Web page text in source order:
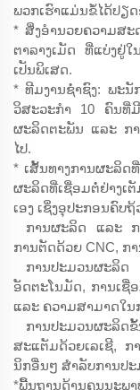
ພວກເຮົາແມ່ນຂໍ້ໄດ້ປຽ
* ສິ່ງອຳນວຍຄວາມສ
ຕາລາງເມັດ ທີ່ແບ່ງຢູ່
ເປັນພິເສດ.
* ທີມງານຊ່ຳຊົງ: ພະ
ວິສະວະກຳ 10 ຄົນທີ່
ຜະລິດຕະພັນ ແລະ ກາ
ໄປ.
* ເສັ້ນທາງການຜະລິດ
ຜະລິດທີ່ເຊື່ອມຕໍ່ຢ່າງ
ເອງ ເຊິ່ງອຸປະກອນຄົບ
ການຜະລິດ ແລະ ກ
ການຕັດດ້ວຍ CNC, ກ
ການປະມວນຜະລິ
ອັດຕະໂນມັດ, ການເຊື່
ແລະ ຄວາມສາມາດໃນ
ການປະມວນຜະລິ
ສະແຕັມດ້ວຍເລເຊີ, ກ
ນິກອື່ນໆ ສຳລັບການປ
*ພື້ນຖານດ້ານຄຸນນະ